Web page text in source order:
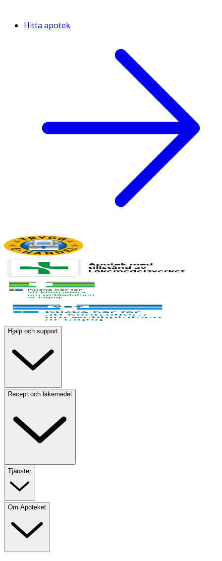
Hitta apotek
Hjälp och support
Recept och läkemedel
Tjänster
Om Apoteket